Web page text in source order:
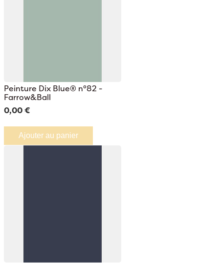
Peinture Dix Blue® n°82 -
Farrow&Ball
0,00 €
Ajouter au panier